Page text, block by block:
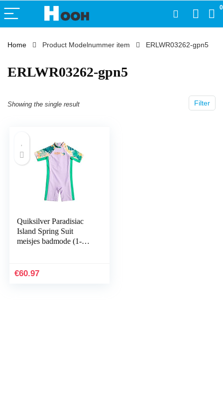
0
Home Product Modelnummer item ‎ERLWR03262-gpn5
‎ERLWR03262-gpn5
Filter
Showing the single result
Quiksilver Paradisiac
Island Spring Suit
meisjes badmode (1-
€60.97